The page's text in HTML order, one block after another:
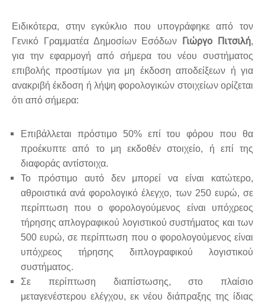
Ειδικότερα, στην εγκύκλιο που υπογράφηκε από τον
Γενικό Γραμματέα Δημοσίων Εσόδων Γιώργο Πιτσιλή,
για την εφαρμογή από σήμερα του νέου συστήματος
επιβολής προστίμων για μη έκδοση αποδείξεων ή για
ανακριβή έκδοση ή λήψη φορολογικών στοιχείων ορίζεται
ότι από σήμερα:
Επιβάλλεται πρόστιμο 50% επί του φόρου που θα
προέκυπτε από το μη εκδοθέν στοιχείο, ή επί της
διαφοράς αντίστοιχα.
Το πρόστιμο αυτό δεν μπορεί να είναι κατώτερο,
αθροιστικά ανά φορολογικό έλεγχο, των 250 ευρώ, σε
περίπτωση που ο φορολογούμενος είναι υπόχρεος
τήρησης απλογραφικού λογιστικού συστήματος και των
500 ευρώ, σε περίπτωση που ο φορολογούμενος είναι
υπόχρεος τήρησης διπλογραφικού λογιστικού
συστήματος.
Σε περίπτωση διαπίστωσης, στο πλαίσιο
μεταγενέστερου ελέγχου, εκ νέου διάπραξης της ίδιας